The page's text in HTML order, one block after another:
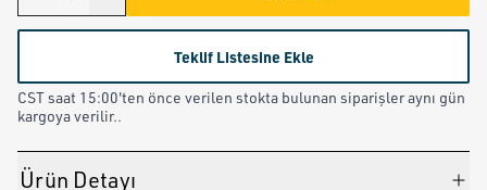
Teklif Listesine Ekle
CST saat 15:00'ten önce verilen stokta bulunan siparişler aynı gün
kargoya verilir..
Ürün Detayı